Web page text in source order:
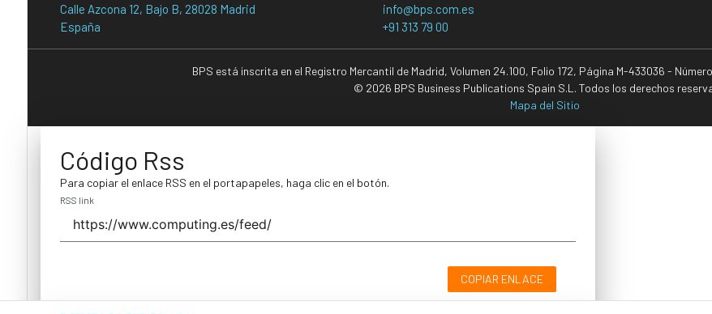
Calle Azcona 12, Bajo B, 28028 Madrid
España
info@bps.com.es
+91 313 79 00
BPS está inscrita en el Registro Mercantil de Madrid, Volumen 24.100, Folio 172, Página M-433036 -
© 2026 BPS Business Publications Spain S.L. Todos los derechos
Mapa del Sitio
Código Rss
Para copiar el enlace RSS en el portapapeles, haga clic en el botón.
RSS link
COPIAR ENLACE